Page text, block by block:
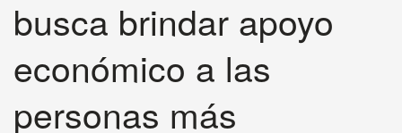
busca brindar apoyo
económico a las
personas más